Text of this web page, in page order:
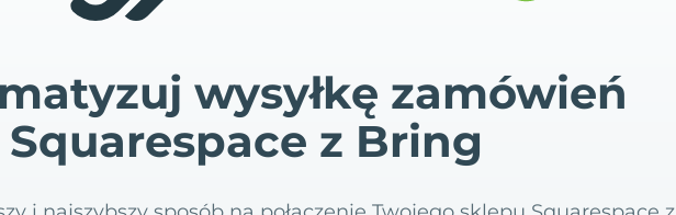
wysyłkę zamówień
Squarespace z Bring